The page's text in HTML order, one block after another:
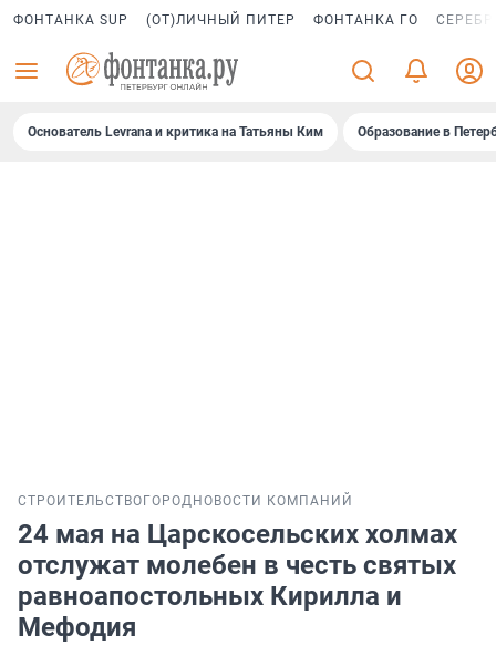
ФОНТАНКА SUP (ОТ)ЛИЧНЫЙ ПИТЕР ФОНТАНКА ГО
Основатель Levrana и критика на Татьяны Ким Образование в
СТРОИТЕЛЬСТВО ГОРОД НОВОСТИ КОМПАНИЙ
24 мая на Царскосельских холмах
отслужат молебен в честь святых
равноапостольных Кирилла и
Мефодия